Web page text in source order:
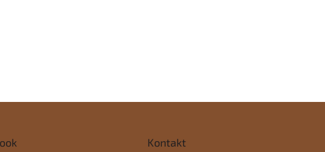
Kontakt